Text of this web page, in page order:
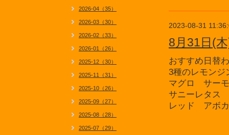
2023-08-31
8月31日(
おすすめ日替
3種のレモンジ
マグロ サー
サニーレタ
レッド アボ
2026-04（35）
2026-03（30）
2026-02（33）
2026-01（26）
2025-12（30）
2025-11（31）
2025-10（26）
2025-09（27）
2025-08（28）
2025-07（29）